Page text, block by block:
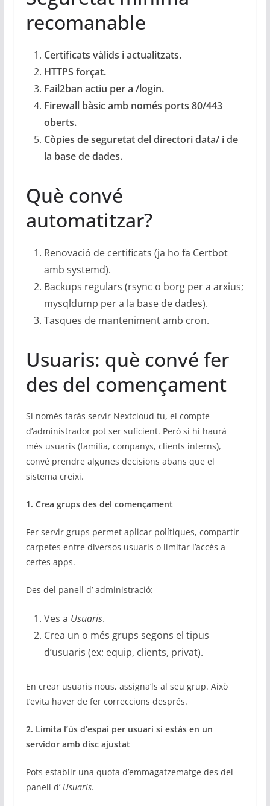
recomanable
Certificats vàlids i actualitzats.
HTTPS forçat.
Fail2ban actiu per a /login.
Firewall bàsic amb només ports 80/443
oberts.
Còpies de seguretat del directori data/ i de
la base de dades.
Què convé
automatitzar?
Renovació de certificats (ja ho fa Certbot
amb systemd).
Backups regulars (rsync o borg per a arxius;
mysqldump per a la base de dades).
Tasques de manteniment amb cron.
Usuaris: què convé fer
des del començament
Si només faràs servir Nextcloud tu, el compte
d’administrador pot ser suficient. Però si hi haurà
més usuaris (família, companys, clients interns),
convé prendre algunes decisions abans que el
sistema creixi.
1. Crea grups des del començament
Fer servir grups permet aplicar polítiques, compartir
carpetes entre diversos usuaris o limitar l’accés a
certes apps.
Des del panell d’ administració:
Ves a Usuaris.
Crea un o més grups segons el tipus
d’usuaris (ex: equip, clients, privat).
En crear usuaris nous, assigna’ls al seu grup. Això
t’evita haver de fer correccions després.
2. Limita l’ús d’espai per usuari si estàs en un
servidor amb disc ajustat
Pots establir una quota d’emmagatzematge des del
panell d’ Usuaris.